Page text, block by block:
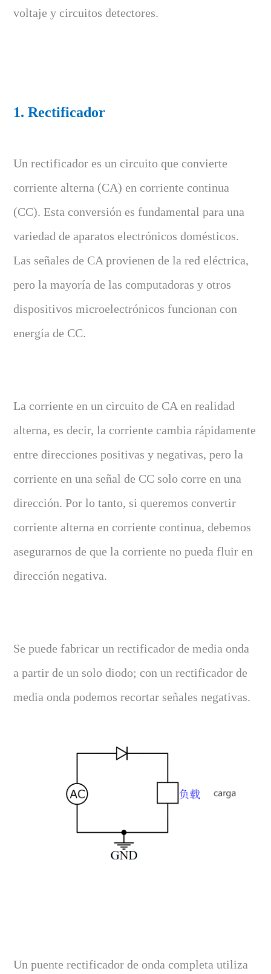
voltaje y circuitos detectores.
1. Rectificador
Un rectificador es un circuito que convierte
corriente alterna (CA) en corriente continua
(CC). Esta conversión es fundamental para una
variedad de aparatos electrónicos domésticos.
Las señales de CA provienen de la red eléctrica,
pero la mayoría de las computadoras y otros
dispositivos microelectrónicos funcionan con
energía de CC.
La corriente en un circuito de CA en realidad
alterna, es decir, la corriente cambia rápidamente
entre direcciones positivas y negativas, pero la
corriente en una señal de CC solo corre en una
dirección. Por lo tanto, si queremos convertir
corriente alterna en corriente continua, debemos
asegurarnos de que la corriente no pueda fluir en
dirección negativa.
Se puede fabricar un rectificador de media onda
a partir de un solo diodo; con un rectificador de
media onda podemos recortar señales negativas.
Un puente rectificador de onda completa utiliza